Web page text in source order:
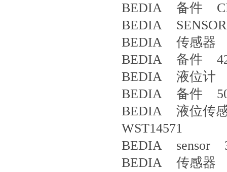
BEDIA 备件
BEDIA
BEDIA 传感器
BEDIA 备件
BEDIA 液位计
BEDIA 备件
BEDIA 液位传感
WST14571
BEDIA sensor
BEDIA 传感器